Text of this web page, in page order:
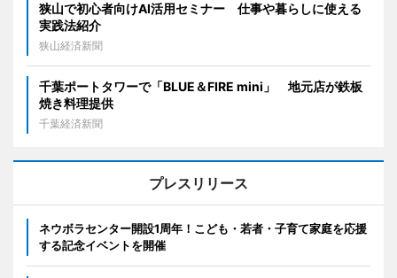
狭山で初心者向けAI活用セミナー 仕事や暮らしに使える
実践法紹介
狭山経済新聞
千葉ポートタワーで「BLUE＆FIRE mini」 地元店が鉄板
焼き料理提供
千葉経済新聞
プレスリリース
ネウボラセンター開設1周年！こども・若者・子育て家庭を応援
する記念イベントを開催